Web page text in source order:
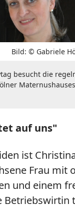
Bild: © Gabriele
besucht die
auf uns"
ist
Frau mit
und einem
Betriebswirtin